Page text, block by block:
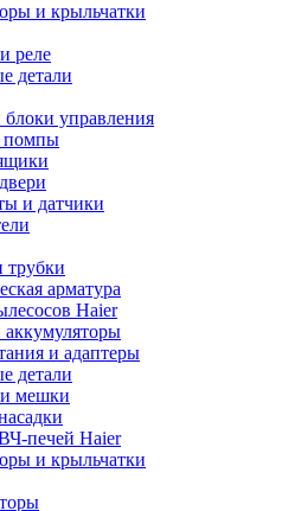
и крыльчатки
реле
детали
управления
помпы
и датчики
арматура
Haier
аккумуляторы
и адаптеры
детали
мешки
печей Haier
и крыльчатки